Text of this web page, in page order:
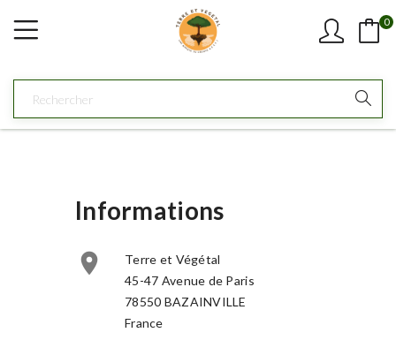
0
Informations

Terre et Végétal
45-47 Avenue de Paris
78550 BAZAINVILLE
France